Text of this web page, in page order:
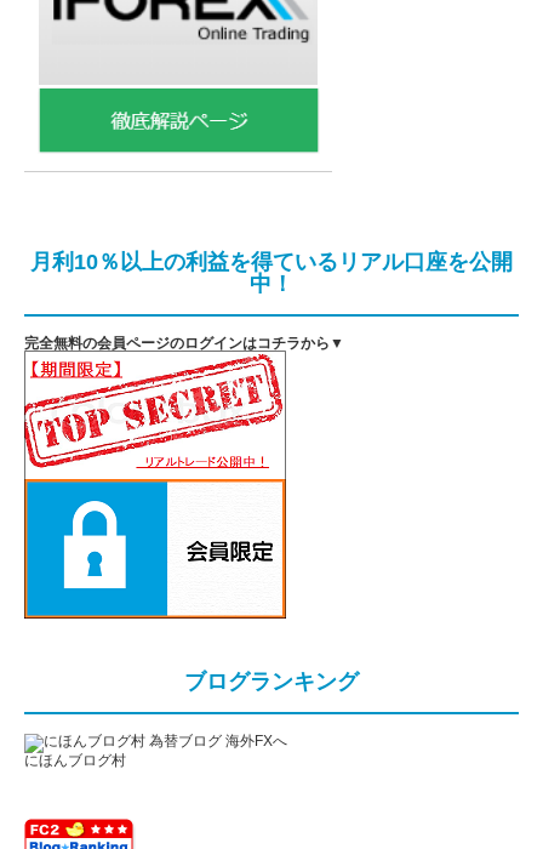
月利10％以上の利益を得ているリアル口座を公開
中！
完全無料の会員ページのログインはコチラから▼
ブログランキング
にほんブログ村